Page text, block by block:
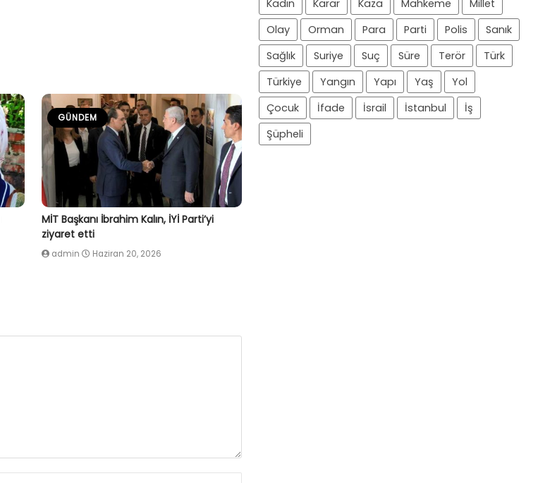
GÜNDEM
MİT Başkanı İbrahim Kalın, İYİ Parti’yi
ziyaret etti
admin Haziran 20, 2026
Kadın
Karar Kaza Mahkeme
Millet
Olay
Orman Para Parti Polis
Sanık
Sağlık
Suriye Suç Süre Terör
Türk
Türkiye
Yangın Yapı Yaş
Yol
Çocuk
İfade İsrail İstanbul
İş
Şüpheli